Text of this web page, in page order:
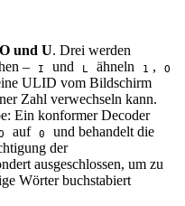
und U. Drei werden
–
I und L ähneln 1 , O
ULID vom Bildschirm
Zahl verwechseln kann.
Ein konformer Decoder
auf 0
und behandelt die
der
ausgeschlossen, um zu
Wörter buchstabiert